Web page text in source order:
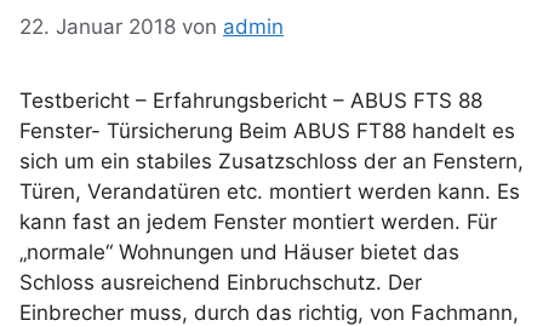
22. Januar 2018 von admin
Testbericht – Erfahrungsbericht – ABUS FTS 88
Fenster- Türsicherung Beim ABUS FT88 handelt es
sich um ein stabiles Zusatzschloss der an Fenstern,
Türen, Verandatüren etc. montiert werden kann. Es
kann fast an jedem Fenster montiert werden. Für
„normale“ Wohnungen und Häuser bietet das
Schloss ausreichend Einbruchschutz. Der
Einbrecher muss, durch das richtig, von Fachmann,